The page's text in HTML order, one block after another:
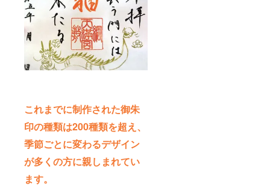
これまでに制作された御朱
印の種類は200種類を超え、
季節ごとに変わるデザイン
が多くの方に親しまれてい
ます。